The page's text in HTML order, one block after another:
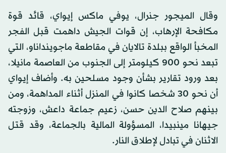
وقال الميجور جنرال، يوفي ماكس إيواي، قائد قوة
مكافحة الإرهاب، إن قوات الجيش داهمت قبل الفجر
المخبأ الواقع ببلدة تالايان في مقاطعة ماجوينداناو، التي
تبعد نحو 900 كيلومتر إلى الجنوب من العاصمة مانيلا،
بعد ورود تقارير بشأن وجود مسلحين به. وأضاف إيواي
أن نحو 30 شخصا كانوا في المنزل أثناء المداهمة، ومن
بينهم صلاح الدين حسن، زعيم جماعة داعش، وزوجته
جيهانا مينبيدا، المسؤولة المالية بالجماعة، وقد قتل
الاثنان في تبادل لإطلاق النار.